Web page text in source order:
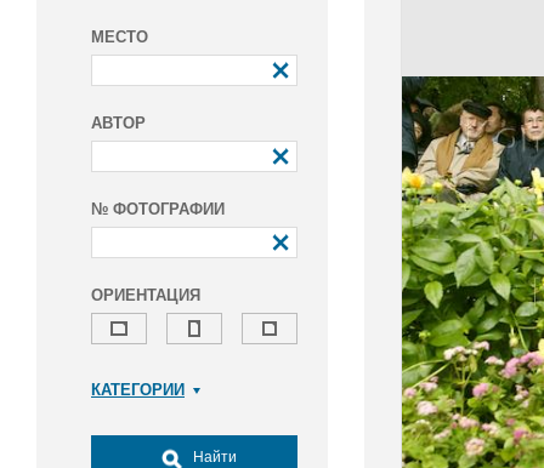
МЕСТО
АВТОР
№ ФОТОГРАФИИ
ОРИЕНТАЦИЯ
КАТЕГОРИИ
Досуг, туризм и отдых
Найти